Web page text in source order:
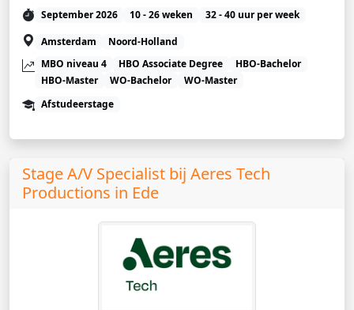
September 2026 10 - 26 weken
32 - 40 uur per week
Amsterdam
Noord-Holland
MBO niveau 4
HBO Associate Degree
HBO-Bachelor
HBO-Master
WO-Bachelor
WO-Master
Afstudeerstage
Stage A/V Specialist bij Aeres Tech
Productions in Ede